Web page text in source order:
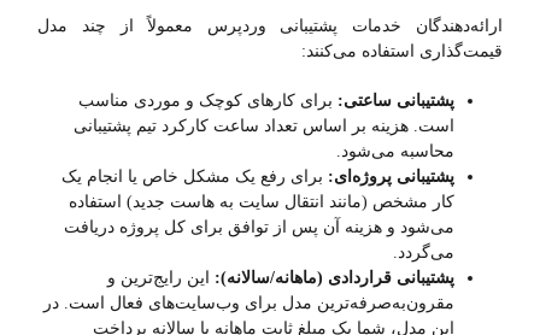
ارائه‌دهندگان خدمات پشتیبانی وردپرس معمولاً از چند مدل
قیمت‌گذاری استفاده می‌کنند:
پشتیبانی ساعتی: برای کارهای کوچک و موردی مناسب
است. هزینه بر اساس تعداد ساعت کارکرد تیم پشتیبانی
محاسبه می‌شود.
پشتیبانی پروژه‌ای: برای رفع یک مشکل خاص یا انجام یک
کار مشخص (مانند انتقال سایت به هاست جدید) استفاده
می‌شود و هزینه آن پس از توافق برای کل پروژه دریافت
می‌گردد.
پشتیبانی قراردادی (ماهانه/سالانه): این رایج‌ترین و
مقرون‌به‌صرفه‌ترین مدل برای وب‌سایت‌های فعال است. در
این مدل، شما یک مبلغ ثابت ماهانه یا سالانه پرداخت